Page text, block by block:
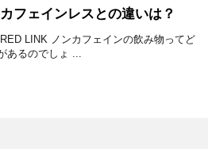
フェインレスとの違いは？
LINK ノンカフェインの飲み物ってど
あるのでしょ ...